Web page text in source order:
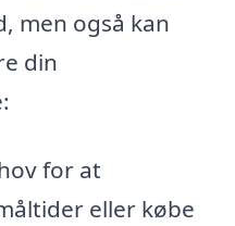
men også kan
din
for at
eller købe